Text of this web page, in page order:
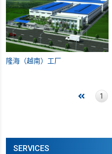
隆海（越南）工厂
1
SERVICES